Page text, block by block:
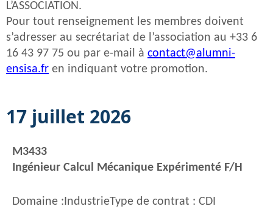
L’ASSOCIATION.
Pour tout renseignement les membres doivent
s’adresser au secrétariat de l’association au +33 6
16 43 97 75 ou par e-mail à contact@alumni-
ensisa.fr en indiquant votre promotion.
17 juillet 2026
M3433
Ingénieur Calcul Mécanique Expérimenté F/H
Domaine :IndustrieType de contrat : CDI